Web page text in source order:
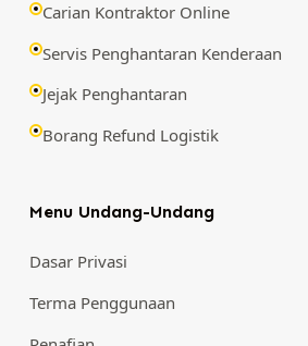
Carian Kontraktor Online
Servis Penghantaran Kenderaan
Jejak Penghantaran
Borang Refund Logistik
Menu Undang-Undang
Dasar Privasi
Terma Penggunaan